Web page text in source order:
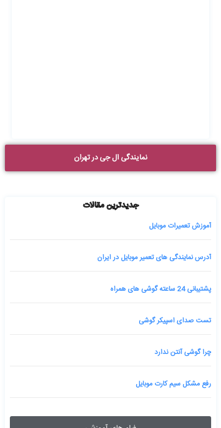
نمایندگی ال جی در تهران
جدیدترین مقالات
آموزش تعمیرات موبایل
آدرس نمایندگی های تعمیر موبایل در ایران
پشتیبانی 24 ساعته گوشی های همراه
تست صدای اسپیکر گوشی
چرا گوشی آنتن ندارد
رفع مشکل سیم کارت موبایل